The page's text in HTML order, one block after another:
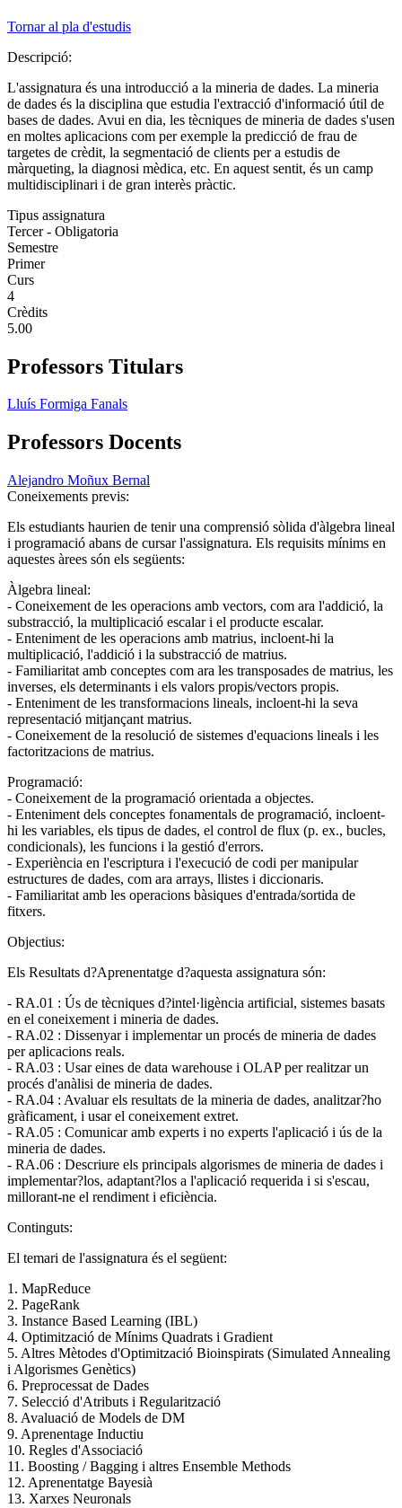
Tornar al pla d'estudis
Descripció:
L'assignatura és una introducció a la mineria de dades. La mineria
de dades és la disciplina que estudia l'extracció d'informació útil de
bases de dades. Avui en dia, les tècniques de mineria de dades s'usen
en moltes aplicacions com per exemple la predicció de frau de
targetes de crèdit, la segmentació de clients per a estudis de
màrqueting, la diagnosi mèdica, etc. En aquest sentit, és un camp
multidisciplinari i de gran interès pràctic.
Tipus assignatura
Tercer - Obligatoria
Semestre
Primer
Curs
4
Crèdits
5.00
Professors Titulars
Lluís Formiga Fanals
Professors Docents
Alejandro Moñux Bernal
Coneixements previs:
Els estudiants haurien de tenir una comprensió sòlida d'àlgebra lineal
i programació abans de cursar l'assignatura. Els requisits mínims en
aquestes àrees són els següents:
Àlgebra lineal:
- Coneixement de les operacions amb vectors, com ara l'addició, la
substracció, la multiplicació escalar i el producte escalar.
- Enteniment de les operacions amb matrius, incloent-hi la
multiplicació, l'addició i la substracció de matrius.
- Familiaritat amb conceptes com ara les transposades de matrius, les
inverses, els determinants i els valors propis/vectors propis.
- Enteniment de les transformacions lineals, incloent-hi la seva
representació mitjançant matrius.
- Coneixement de la resolució de sistemes d'equacions lineals i les
factoritzacions de matrius.
Programació:
- Coneixement de la programació orientada a objectes.
- Enteniment dels conceptes fonamentals de programació, incloent-
hi les variables, els tipus de dades, el control de flux (p. ex., bucles,
condicionals), les funcions i la gestió d'errors.
- Experiència en l'escriptura i l'execució de codi per manipular
estructures de dades, com ara arrays, llistes i diccionaris.
- Familiaritat amb les operacions bàsiques d'entrada/sortida de
fitxers.
Objectius:
Els Resultats d?Aprenentatge d?aquesta assignatura són:
- RA.01 : Ús de tècniques d?intel·ligència artificial, sistemes basats
en el coneixement i mineria de dades.
- RA.02 : Dissenyar i implementar un procés de mineria de dades
per aplicacions reals.
- RA.03 : Usar eines de data warehouse i OLAP per realitzar un
procés d'anàlisi de mineria de dades.
- RA.04 : Avaluar els resultats de la mineria de dades, analitzar?ho
gràficament, i usar el coneixement extret.
- RA.05 : Comunicar amb experts i no experts l'aplicació i ús de la
mineria de dades.
- RA.06 : Descriure els principals algorismes de mineria de dades i
implementar?los, adaptant?los a l'aplicació requerida i si s'escau,
millorant-ne el rendiment i eficiència.
Continguts:
El temari de l'assignatura és el següent:
1. MapReduce
2. PageRank
3. Instance Based Learning (IBL)
4. Optimització de Mínims Quadrats i Gradient
5. Altres Mètodes d'Optimització Bioinspirats (Simulated Annealing
i Algorismes Genètics)
6. Preprocessat de Dades
7. Selecció d'Atributs i Regularització
8. Avaluació de Models de DM
9. Aprenentage Inductiu
10. Regles d'Associació
11. Boosting / Bagging i altres Ensemble Methods
12. Aprenentatge Bayesià
13. Xarxes Neuronals